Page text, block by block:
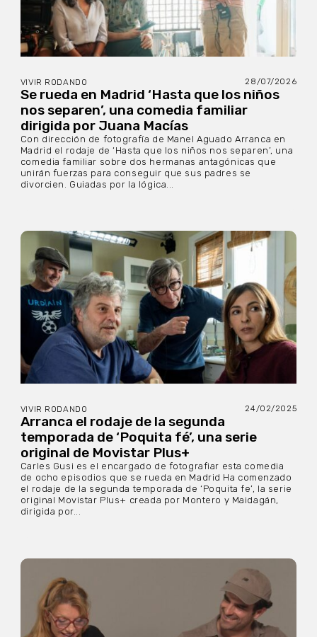
VIVIR RODANDO 28/07/2026
Se rueda en Madrid ‘Hasta que los niños
nos separen’, una comedia familiar
dirigida por Juana Macías
Con dirección de fotografía de Manel Aguado Arranca en
Madrid el rodaje de ‘Hasta que los niños nos separen’, una
comedia familiar sobre dos hermanas antagónicas que
unirán fuerzas para conseguir que sus padres se
divorcien. Guiadas por la lógica...
VIVIR RODANDO 24/02/2025
Arranca el rodaje de la segunda
temporada de ‘Poquita fé’, una serie
original de Movistar Plus+
Carles Gusi es el encargado de fotografiar esta comedia
de ocho episodios que se rueda en Madrid Ha comenzado
el rodaje de la segunda temporada de ‘Poquita fe’, la serie
original Movistar Plus+ creada por Montero y Maidagán,
dirigida por...